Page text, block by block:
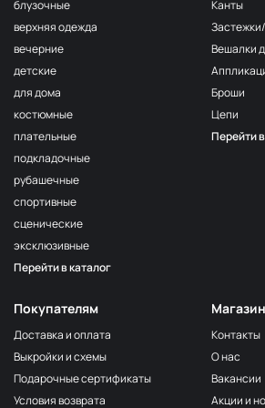
Т.Сиреневый
МП-50-F175
МП-50-F163/1
МП-50-161/2
Сиреневый
МП-50-F167
F163/2
2Сирень
Фисташковый
орех
Горчица
2400000679196
Бежевый
клас.
2400000312321
119 Сер.Голубой МП-50-119
блузочные
верхняя одежда
вечерние
детские
для дома
костюмные
плательные
подкладочные
рубашечные
спортивные
сценические
эксклюзивные
Перейти в каталог
Канты
Вешалки
Броши
Цепи
Перейти
Покупателям
Доставка и оплата
Выкройки и схемы
Подарочные сертификаты
Условия возврата
Магазин
Контакты
О нас
Вакансии
Акции и